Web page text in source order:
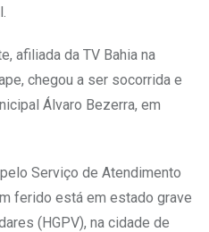
afiliada da TV Bahia na
chegou a ser socorrida e
Álvaro Bezerra, em
Serviço de Atendimento
ferido está em estado grave
(HGPV), na cidade de